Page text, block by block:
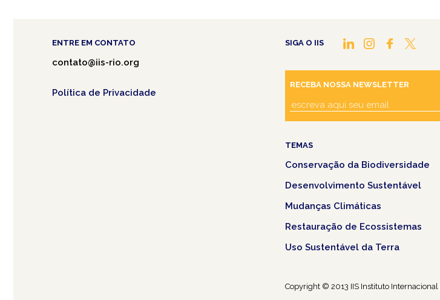
ENTRE EM CONTATO
contato@iis-rio.org
Política de Privacidade
SIGA O IIS
RECEBA NOSSA NEWSLETTER
TEMAS
Conservação da Biodiversidade
Desenvolvimento Sustentável
Mudanças Climáticas
Restauração de Ecossistemas
Uso Sustentável da Terra
Copyright © 2013 IIS Instituto